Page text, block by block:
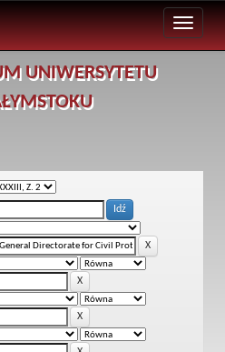
UNIWERSYTETU